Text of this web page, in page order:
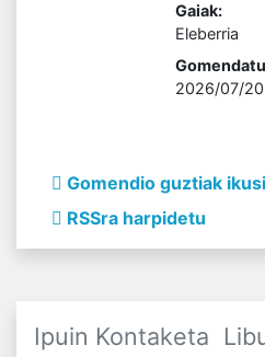
Gaiak:
Eleberria
2026/07/20
Gomendio guztiak ikusi
RSSra harpidetu
Ipuin Kontaketa